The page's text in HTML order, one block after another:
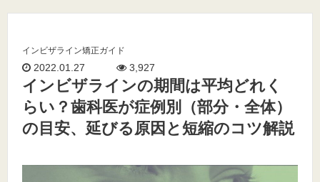
インビザライン矯正ガイド
2022.01.27 3,927
インビザラインの期間は平均どれく
らい？歯科医が症例別（部分・全体）
の目安、延びる原因と短縮のコツ解説